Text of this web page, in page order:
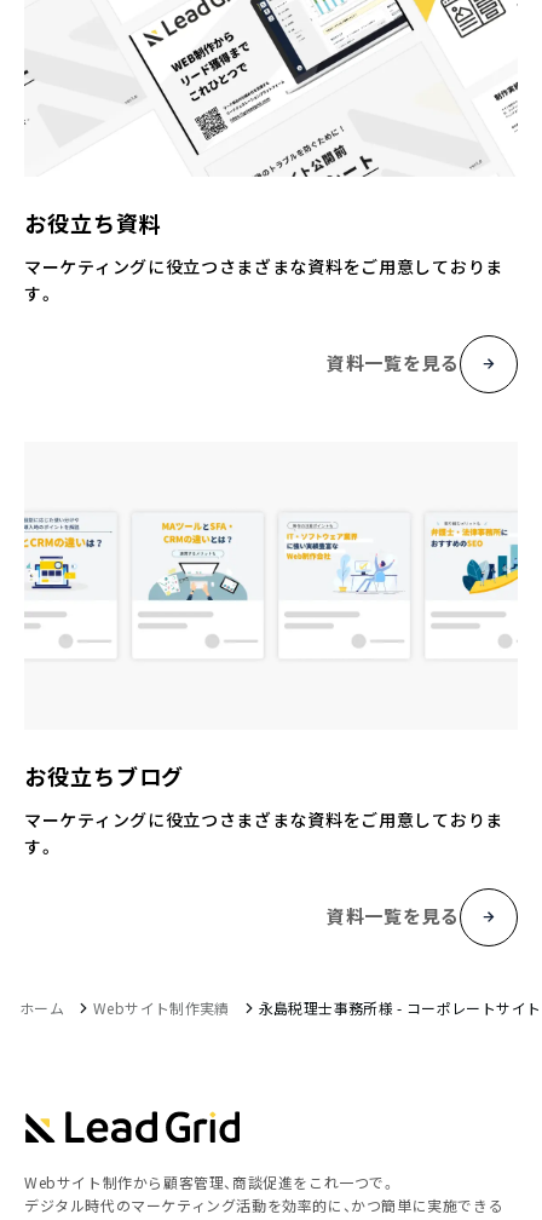
お役立ち資料
マーケティングに役立つさまざまな資料をご用意しておりま
す。
資料一覧を見る
お役立ちブログ
マーケティングに役立つさまざまな資料をご用意しておりま
す。
資料一覧を見る
ホーム Webサイト制作実績 永島税理士事務所様 - コーポレートサイト
Webサイト制作から顧客管理、商談促進をこれ一つで。
デジタル時代のマーケティング活動を効率的に、かつ簡単に実施できる